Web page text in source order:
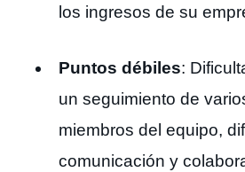
los ingresos de su
Puntos débiles:
un seguimiento de
miembros del equipo,
comunicación y